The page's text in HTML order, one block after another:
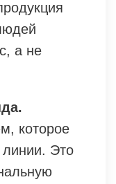
а не
которое
линии. Это